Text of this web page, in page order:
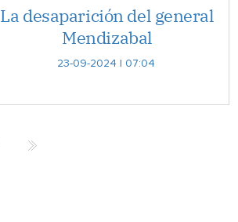
La desaparición del general
Mendizabal
23-09-2024 | 07:04